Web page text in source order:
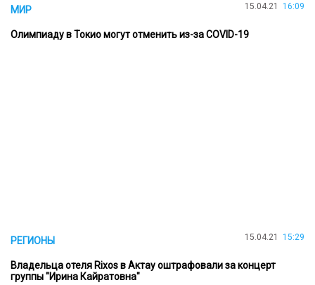
МИР 15.04.21 16:09
Олимпиаду в Токио могут отменить из-за COVID-19
РЕГИОНЫ 15.04.21 15:29
Владельца отеля Rixos в Актау оштрафовали за концерт
группы "Ирина Кайратовна"